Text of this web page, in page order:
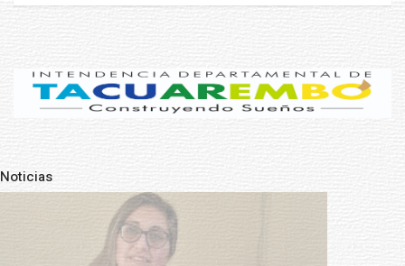
Noticias
POLICIALES